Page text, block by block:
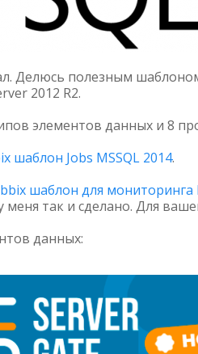
Делюсь полезным
2012 R2.
элементов данных и 8
шаблон Jobs MSSQL 2014.
шаблон для мониторинга
так и сделано. Для
данных: